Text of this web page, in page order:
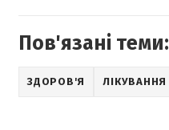
Пов'язані теми:
ЗДОРОВ'Я ЛІКУВАННЯ